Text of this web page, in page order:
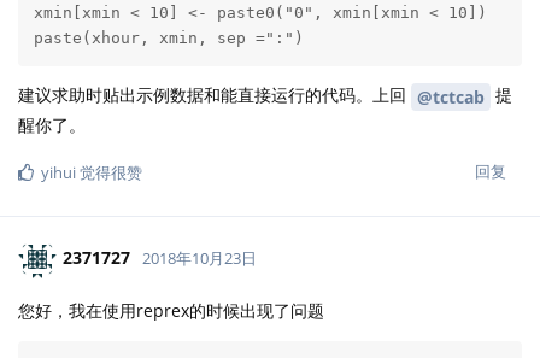
xmin[xmin < 10] <- paste0("0", xmin[xmin < 10])
paste(xhour, xmin, sep =":")
建议求助时贴出示例数据和能直接运行的代码。上回 @tctcab 提
醒你了。
回复
yihui觉得很赞
2371727 2018年10月23日
您好，我在使用reprex的时候出现了问题